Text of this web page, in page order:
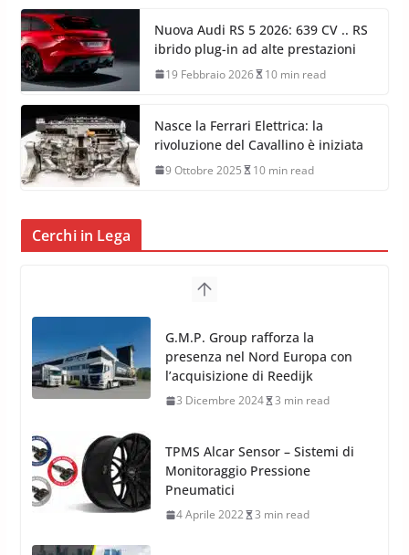
Nuova Audi RS 5 2026: 639 CV .. RS
ibrido plug-in ad alte prestazioni
19 Febbraio 2026 10 min read
Nasce la Ferrari Elettrica: la
rivoluzione del Cavallino è iniziata
9 Ottobre 2025 10 min read
Cerchi in Lega
TPMS Alcar Sensor – Sistemi di
Monitoraggio Pressione
Pneumatici
4 Aprile 2022 3 min read
Cerchi in Lega Mercedes: Novità
MAK 2019 – 2020
16 Settembre 2019